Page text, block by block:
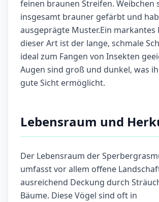
feinen braunen Streifen. Weibchen
insgesamt brauner gefärbt und
ausgeprägte Muster.Ein markantes
dieser Art ist der lange, schmale
ideal zum Fangen von Insekten
Augen sind groß und dunkel, was
gute Sicht ermöglicht.
Lebensraum und
Der Lebensraum der
umfasst vor allem offene
ausreichend Deckung durch
Bäume. Diese Vögel sind oft in